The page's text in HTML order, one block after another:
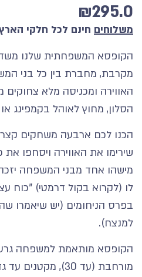
₪295.0
משלוחים חינם לכל חלקי
הקופסא המשפחתית שלנו
מקרבת, מחברת בין כל בני
האווירה ומכניסה מלא
הסלון, מחוץ לאוהל בקמפינג
הכנו לכם ארבעה משחקים
שירימו את האווירה ויסחפו
מישהו אחד מבני המשפחה
לו (לקרוא בקול דרמטי) "כוח
בפרס הניחומים (יש שיאמרו
למנצח).
הקופסא מותאמת למשפחה
מורחבת (עד 30),